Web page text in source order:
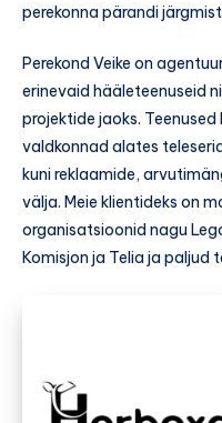
perekonna pärandi
Perekond Veike on
erinevaid hääleteenuseid
projektide jaoks.
valdkonnad alates
kuni reklaamide,
välja. Meie klientideks on
organisatsioonid nagu
Komisjon ja Telia ja paljud